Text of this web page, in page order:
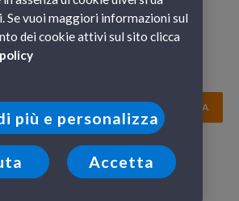
Orion: il futuro prende il largo da
Se vuoi maggiori informazioni sul
dei cookie attivi sul sito clicca
più e personalizza
Accetta